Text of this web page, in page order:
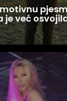
je već